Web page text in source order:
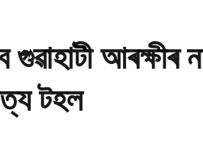
গুৱাহাটী
টহল